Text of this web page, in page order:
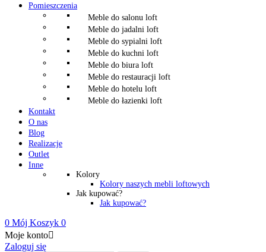
Pomieszczenia
Meble do salonu loft
Meble do jadalni loft
Meble do sypialni loft
Meble do kuchni loft
Meble do biura loft
Meble do restauracji loft
Meble do hotelu loft
Meble do łazienki loft
Kontakt
O nas
Blog
Realizacje
Outlet
Inne
Kolory
Kolory naszych mebli loftowych
Jak kupować?
Jak kupować?
0 Mój Koszyk 0
Moje konto
Zaloguj się